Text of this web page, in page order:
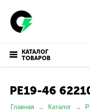
КАТАЛОГ
ТОВАРОВ
РЕ19-46
Главная Каталог